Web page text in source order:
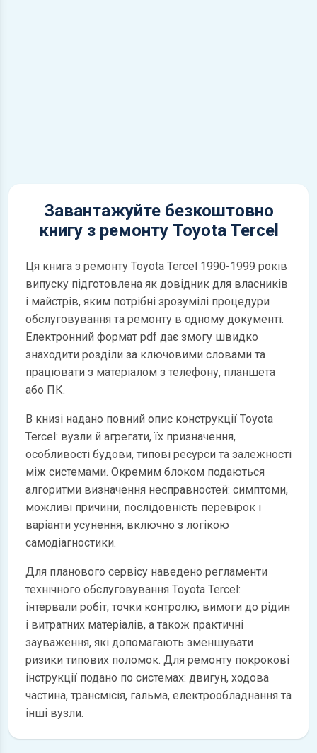
Завантажуйте безкоштовно
книгу з ремонту Toyota Tercel
Ця книга з ремонту Toyota Tercel 1990-1999 років
випуску підготовлена як довідник для власників
і майстрів, яким потрібні зрозумілі процедури
обслуговування та ремонту в одному документі.
Електронний формат pdf дає змогу швидко
знаходити розділи за ключовими словами та
працювати з матеріалом з телефону, планшета
або ПК.
В книзі надано повний опис конструкції Toyota
Tercel: вузли й агрегати, їх призначення,
особливості будови, типові ресурси та залежності
між системами. Окремим блоком подаються
алгоритми визначення несправностей: симптоми,
можливі причини, послідовність перевірок і
варіанти усунення, включно з логікою
самодіагностики.
Для планового сервісу наведено регламенти
технічного обслуговування Toyota Tercel:
інтервали робіт, точки контролю, вимоги до рідин
і витратних матеріалів, а також практичні
зауваження, які допомагають зменшувати
ризики типових поломок. Для ремонту покрокові
інструкції подано по системах: двигун, ходова
частина, трансмісія, гальма, електрообладнання та
інші вузли.